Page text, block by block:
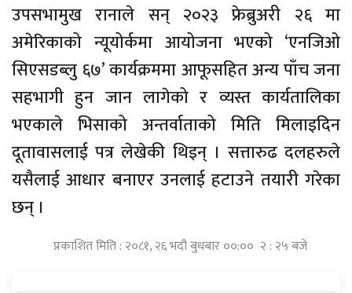
उपसभामुख रानाले सन् २०२३ फ्रेब्रुअरी २६ मा
अमेरिकाको न्यूयोर्कमा आयोजना भएको ‘एनजिओ
सिएसडब्लु ६७’ कार्यक्रममा आफूसहित अन्य पाँच जना
सहभागी हुन जान लागेको र व्यस्त कार्यतालिका
भएकाले भिसाको अन्तर्वाताको मिति मिलाइदिन
दूतावासलाई पत्र लेखेकी थिइन् । सत्तारुढ दलहरुले
यसैलाई आधार बनाएर उनलाई हटाउने तयारी गरेका
छन् ।
प्रकाशित मिति : २०८१, २६ भदौ बुधबार ००:०० २ : २५ बजे